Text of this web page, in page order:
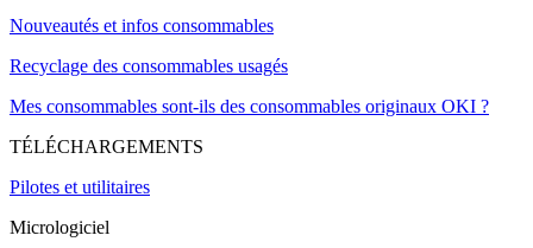
Nouveautés et infos consommables
Recyclage des consommables usagés
Mes consommables sont-ils des consommables originaux OKI ?
TÉLÉCHARGEMENTS
Pilotes et utilitaires
Micrologiciel